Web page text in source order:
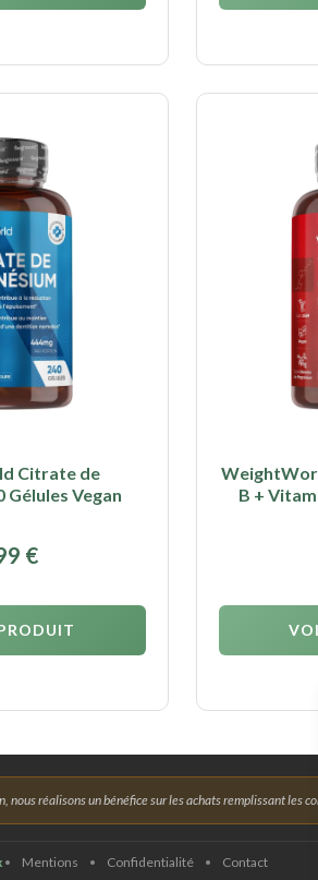
Citrate de
Gélules Vegan
€
B +
nous réalisons un bénéfice sur les achats remplissant les
• Mentions • Confidentialité • Contact